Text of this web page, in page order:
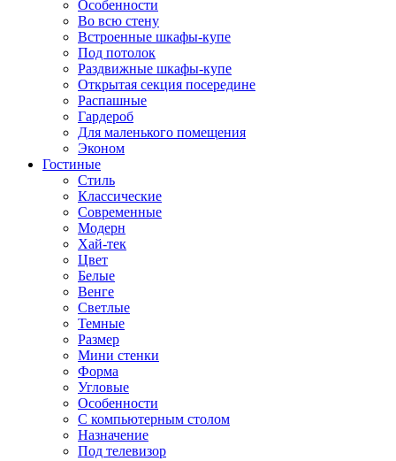
Особенности
Во всю стену
Встроенные шкафы-купе
Под потолок
Раздвижные шкафы-купе
Открытая секция посередине
Распашные
Гардероб
Для маленького помещения
Эконом
Гостиные
Стиль
Классические
Современные
Модерн
Хай-тек
Цвет
Белые
Венге
Светлые
Темные
Размер
Мини стенки
Форма
Угловые
Особенности
С компьютерным столом
Назначение
Под телевизор